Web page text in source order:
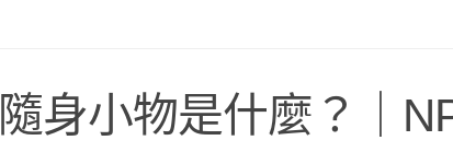
身小物是什麼？｜